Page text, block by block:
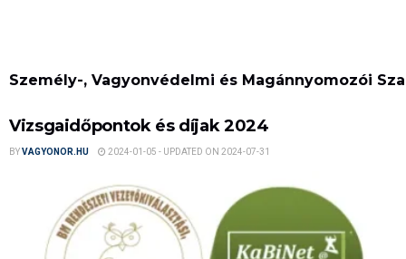
Személy-, Vagyonvédelmi és Magánnyomozói
Vizsgaidőpontok és díjak 2024
BYVAGYONOR.HU 2024-01-05 - UPDATED ON 2024-07-31